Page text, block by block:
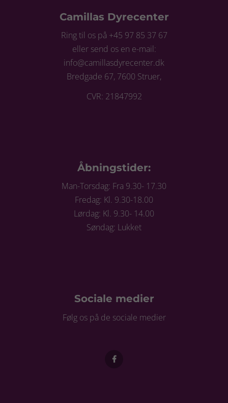
Camillas Dyrecenter
Ring til os på +45 97 85 37 67
eller send os en e-mail:
info@camillasdyrecenter.dk
Bredgade 67, 7600 Struer,
CVR: 21847992
Åbningstider:
Man-Torsdag: Fra 9.30- 17.30
Fredag: Kl. 9.30-18.00
Lørdag: Kl. 9.30- 14.00
Søndag: Lukket
Sociale medier
Følg os på de sociale medier